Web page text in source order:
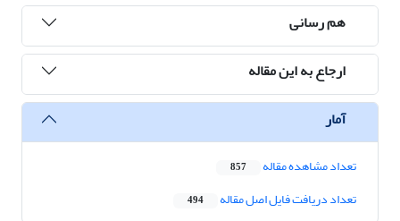
هم رسانی
ارجاع به این مقاله
آمار
تعداد مشاهده مقاله 857
تعداد دریافت فایل اصل مقاله 494